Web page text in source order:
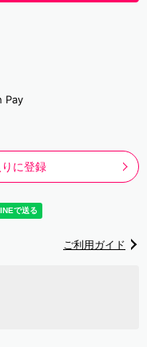
Pay
に登録
ご利用ガイド